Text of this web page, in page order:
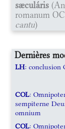
sæculáris
romanum
cantu)
Dernières
LH: conclusion
COL:
sempiterne
omnium
COL: